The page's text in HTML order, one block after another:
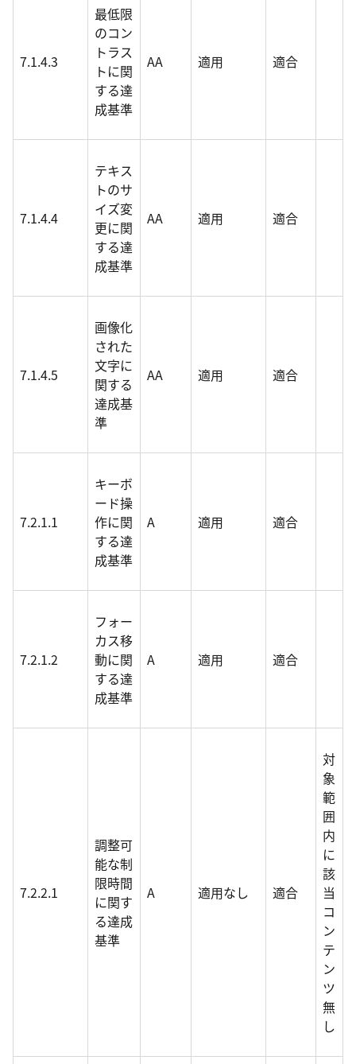
7.1.4.3
最低限
のコン
トラス
トに関
する達
成基準
AA 適用 適合
7.1.4.4
テキス
トのサ
イズ変
更に関
する達
成基準
AA 適用 適合
7.1.4.5
画像化
された
文字に
関する
達成基
準
AA 適用 適合
7.2.1.1
キーボ
ード操
作に関
する達
成基準
A 適用 適合
7.2.1.2
フォー
カス移
動に関
する達
成基準
A 適用 適合
7.2.2.1
調整可
能な制
限時間
に関す
る達成
基準
A 適用なし 適合
対
象
範
囲
内
に
該
当
コ
ン
テ
ン
ツ
無
し